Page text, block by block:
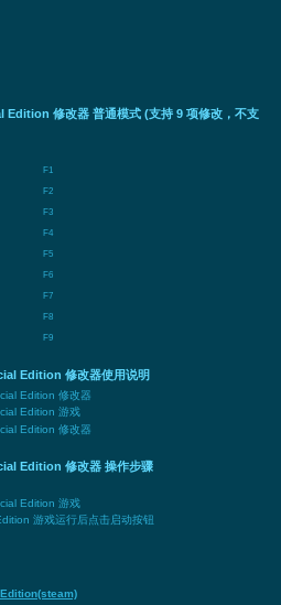
修改器 普通模式 (支持 9 项修改，不支
F1
F2
F3
F4
F5
F6
F7
F8
F9
Edition 修改器使用说明
Edition 修改器
Edition 游戏
Edition 修改器
Edition 修改器 操作步骤
Edition 游戏
游戏运行后点击启动按钮